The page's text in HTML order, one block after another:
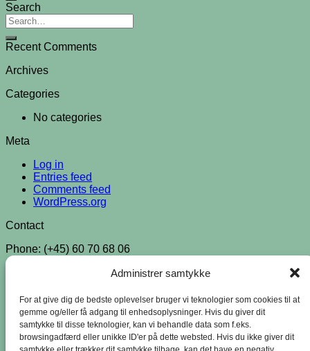
Administrer samtykke
For at give dig de bedste oplevelser bruger vi teknologier som cookies til at
gemme og/eller få adgang til enhedsoplysninger. Hvis du giver dit
samtykke til disse teknologier, kan vi behandle data som f.eks.
browsingadfærd eller unikke ID'er på dette websted. Hvis du ikke giver dit
Search
Recent Comments
Archives
Categories
No categories
Meta
Log in
Entries feed
Comments feed
WordPress.org
Contact
Phone: (+45) 60 70 68 06
Email: nielsjuel@gmail.com
Ørhagevej 150, 7700 Thisted, Danmark
Traveller Review Award 2025